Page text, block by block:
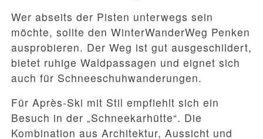
Wer abseits der Pisten unterwegs sein
möchte, sollte den WinterWanderWeg Penken
ausprobieren. Der Weg ist gut ausgeschildert,
bietet ruhige Waldpassagen und eignet sich
auch für Schneeschuhwanderungen.
Für Après-Ski mit Stil empfiehlt sich ein
Besuch in der „Schneekarhütte“. Die
Kombination aus Architektur, Aussicht und